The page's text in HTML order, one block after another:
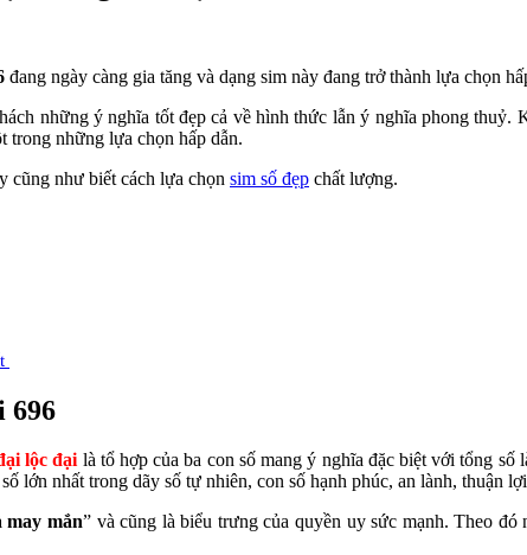
đang ngày càng gia tăng và dạng sim này đang trở thành lựa chọn
những ý nghĩa tốt đẹp cả về hình thức lẫn ý nghĩa phong thuỷ.
trong những lựa chọn hấp dẫn.
cũng như biết cách lựa chọn sim số đẹp chất lượng.
696
lộc đạilà tổ hợp của ba con số mang ý nghĩa đặc biệt với tổng
lớn nhất trong dãy số tự nhiên, con số hạnh phúc, an lành, thuận
may mắn” và cũng là biểu trưng của quyền uy sức mạnh. Theo